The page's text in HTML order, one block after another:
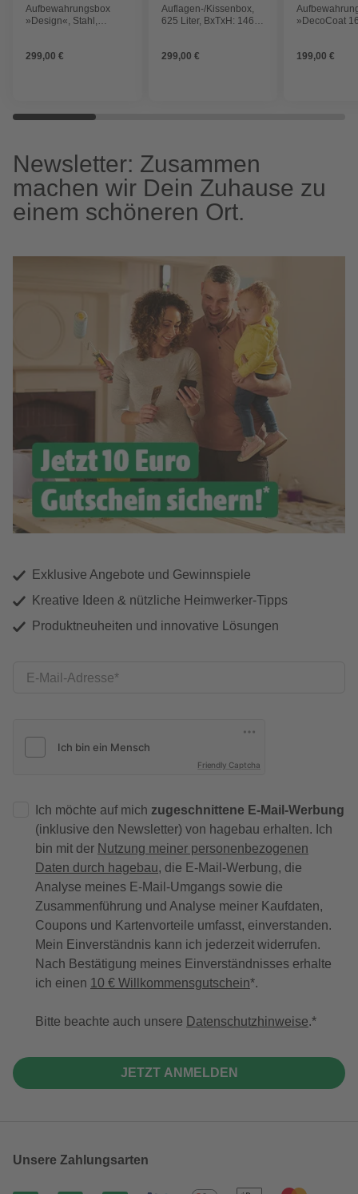
Aufbewahrungsbox
»Design«, Stahl,
299,00 €
Auflagen-/Kissenbox,
625 Liter, BxTxH: 146,7
299,00 €
»DecoCoat
oak
199,00 €
Newsletter: Zusammen
machen wir Dein Zuhause zu
einem schöneren Ort.
Exklusive Angebote und Gewinnspiele
Kreative Ideen & nützliche Heimwerker-Tipps
Produktneuheiten und innovative Lösungen
E-Mail-Adresse
Friendly Captcha
Ich möchte auf mich zugeschnittene E-Mail-Werbung
(inklusive den Newsletter) von hagebau erhalten. Ich
bin mit der Nutzung meiner personenbezogenen
Daten durch hagebau, die E-Mail-Werbung, die
Analyse meines E-Mail-Umgangs sowie die
Zusammenführung und Analyse meiner Kaufdaten,
Coupons und Kartenvorteile umfasst, einverstanden.
Mein Einverständnis kann ich jederzeit widerrufen.
Nach Bestätigung meines Einverständnisses erhalte
ich einen 10 € Willkommensgutschein*.
Bitte beachte auch unsere Datenschutzhinweise.
JETZT ANMELDEN
Unsere Zahlungsarten